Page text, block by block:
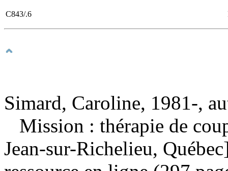
C843/.6
Simard, Caroline, 1981-,
Mission : thérapie de
Jean-sur-Richelieu,